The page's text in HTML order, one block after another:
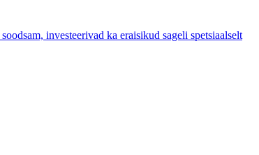
investeerivad ka eraisikud sageli spetsiaalselt